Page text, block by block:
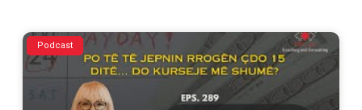
Podcast